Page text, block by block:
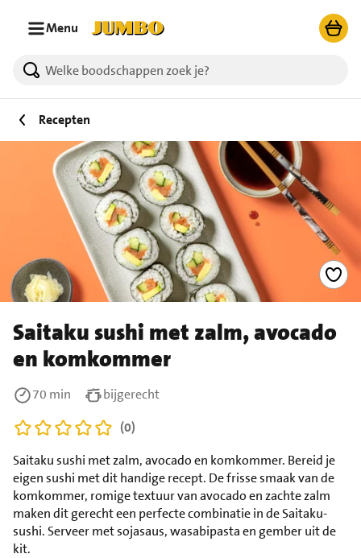
Menu
Recepten
Saitaku sushi met zalm, avocado
en komkommer
Saitaku sushi met zalm, avocado en komkommer. Bereid je
eigen sushi met dit handige recept. De frisse smaak van de
komkommer, romige textuur van avocado en zachte zalm
maken dit gerecht een perfecte combinatie in de Saitaku-
sushi. Serveer met sojasaus, wasabipasta en gember uit de
kit.
70 min
bijgerecht
(0)